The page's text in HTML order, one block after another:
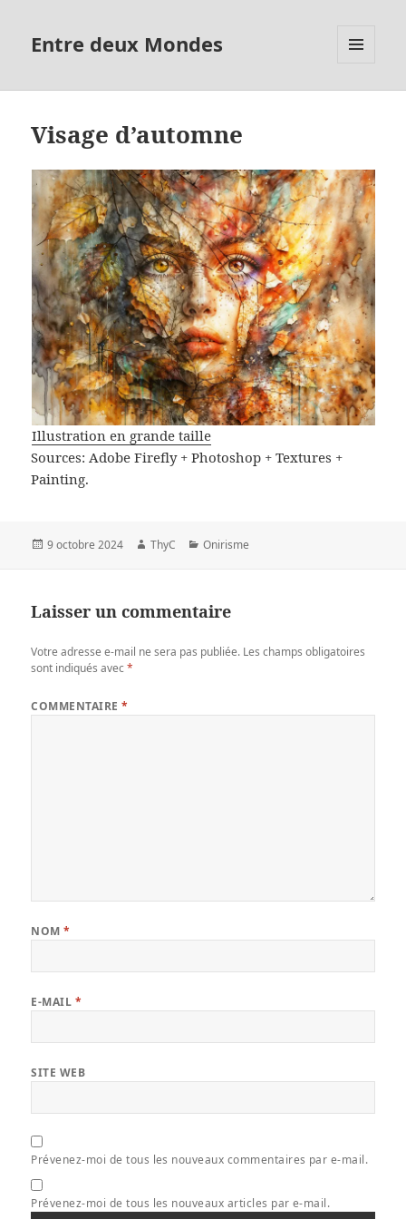
Entre deux Mondes
Visage d’automne
Illustration en grande taille
Sources: Adobe Firefly + Photoshop + Textures +
Painting.
Publié
9 octobre 2024 Auteur
ThyC Catégories
Onirisme
Laisser un commentaire
Votre adresse e-mail ne sera pas publiée. Les champs obligatoires
sont indiqués avec*
COMMENTAIRE*
NOM*
E-MAIL *
SITE WEB
Prévenez-moi de tous les nouveaux commentaires par e-mail.
Prévenez-moi de tous les nouveaux articles par e-mail.